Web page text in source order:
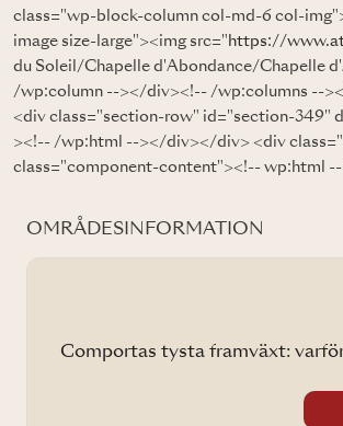
class="wp-block-column col-md-6 col-
image size-large"><img src=" https://
du Soleil/Chapelle d'Abondance/Chapelle
/wp:column --></div><!-- /wp:columns --
<div class="section-row" id="section-349"
><!-- /wp:html --></div></div> <div
class="component-content"><!-- wp:html
OMRÅDESINFORMATION
bristen – och inte priset – är